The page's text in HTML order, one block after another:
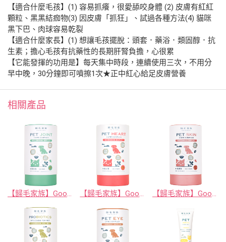
【適合什麼毛孩】(1) 容易抓癢，很愛舔咬身體 (2) 皮膚有紅紅
顆粒、黑黑結痂物(3) 因皮膚「抓狂」、試過各種方法(4) 貓咪
黑下巴、肉球容易乾裂
【適合什麼家長】(1) 想讓毛孩擺脫：頭套．藥浴．類固醇．抗
生素；擔心毛孩有抗藥性的長期肝腎負擔，心很累
【它能發揮的功用是】每天集中時段，連續使用三次，不用分
早中晚，30分鐘即可噴擦1次★正中紅心給足皮膚營養
相關產品
【歸毛家族】Good寶系列寵物保健品－關節寶 30包/盒 【歸毛家族】Good寶系列寵物保健品－護心寶 30包/盒 【歸毛家族】Good寶系列寵物保健品－美膚寶 30包/盒